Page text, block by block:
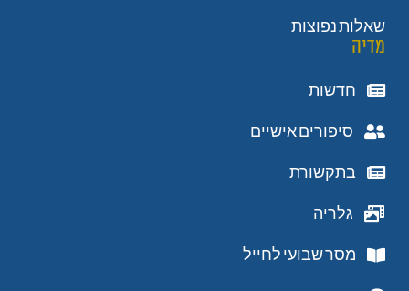
שאלות נפוצות
מדיה
חדשות
סיפורים אישיים
בתקשורת
גלריה
מסר שבועי לחייל